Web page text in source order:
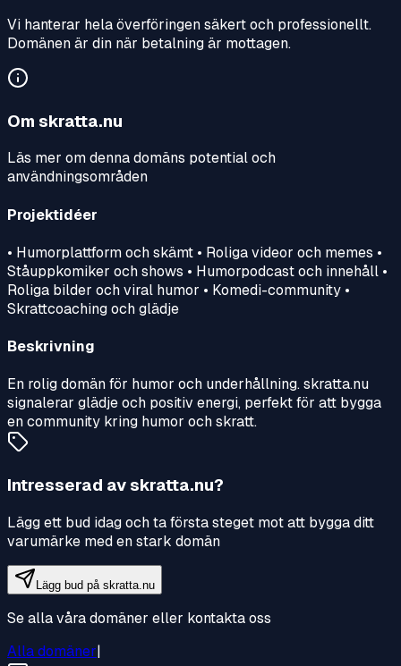
Vi hanterar hela överföringen säkert och professionellt.
Domänen är din när betalning är mottagen.
Om skratta.nu
Läs mer om denna domäns potential och
användningsområden
Projektidéer
• Humorplattform och skämt • Roliga videor och memes •
Ståuppkomiker och shows • Humorpodcast och innehåll •
Roliga bilder och viral humor • Komedi-community •
Skrattcoaching och glädje
Beskrivning
En rolig domän för humor och underhållning. skratta.nu
signalerar glädje och positiv energi, perfekt för att bygga
en community kring humor och skratt.
Intresserad av skratta.nu?
Lägg ett bud idag och ta första steget mot att bygga ditt
varumärke med en stark domän
Lägg bud på skratta.nu
Se alla våra domäner eller kontakta oss
Alla domäner|